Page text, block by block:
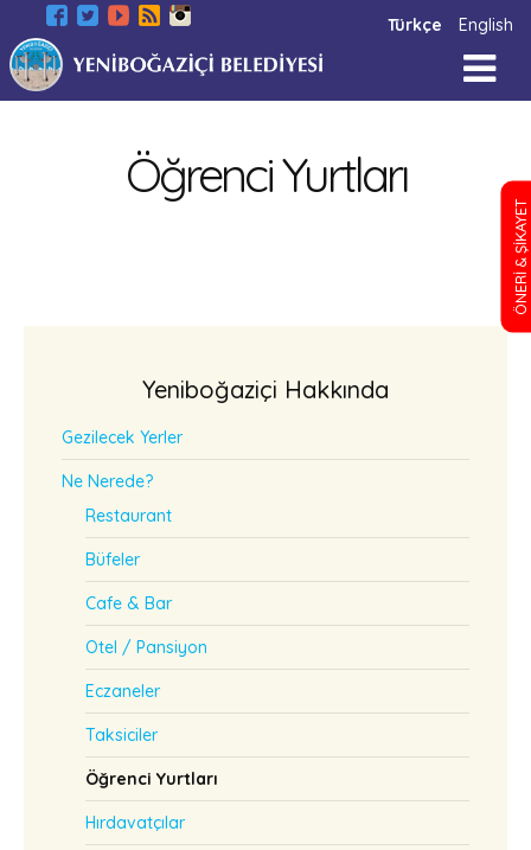
Türkçe English
Öğrenci Yurtları
Yeniboğaziçi Hakkında
Gezilecek Yerler
Ne Nerede?
Restaurant
Büfeler
Cafe & Bar
Otel / Pansiyon
Eczaneler
Taksiciler
Öğrenci Yurtları
Hırdavatçılar
ÖNERİ & ŞİKAYET